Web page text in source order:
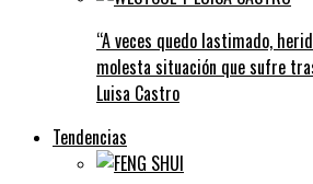
“A veces quedo lastimado,
molesta situación que sufre
Luisa Castro
Tendencias